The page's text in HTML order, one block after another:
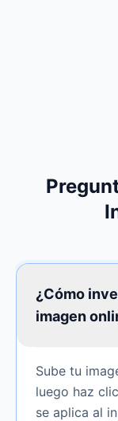
¿Cómo
imagen
Sube tu
luego haz
se aplica al